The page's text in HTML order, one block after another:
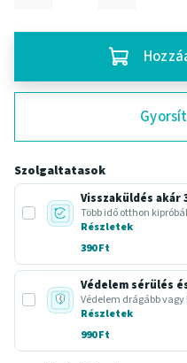
Szolgaltatasok
Visszaküldés akár
Részletek
390 Ft
Védelem sérülés
Részletek
990 Ft